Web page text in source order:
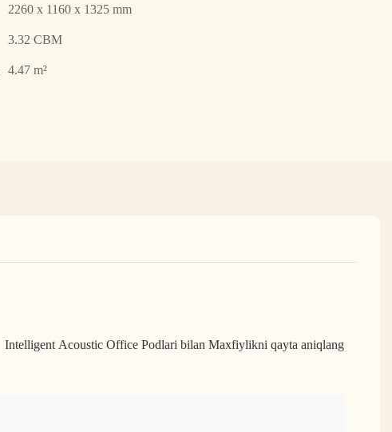
2260 x 1160 x 1325 mm
3.32 CBM
4.47 m²
Intelligent Acoustic Office Podlari bilan Maxfiylikni qayta aniqlang